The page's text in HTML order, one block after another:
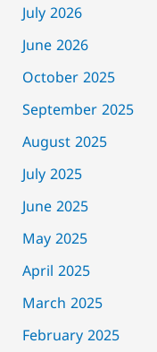
July 2026
June 2026
October 2025
September 2025
August 2025
July 2025
June 2025
May 2025
April 2025
March 2025
February 2025